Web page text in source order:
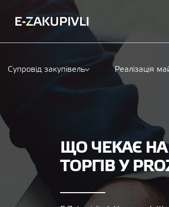
Супровід закупівель Реалізація
ЩО ЧЕКАЄ НА
ТОРГІВ У